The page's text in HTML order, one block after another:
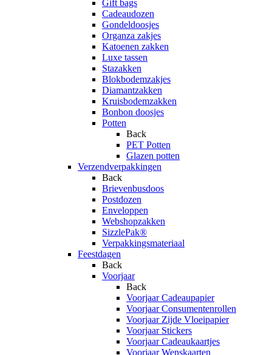
Gift bags
Cadeaudozen
Gondeldoosjes
Organza zakjes
Katoenen zakken
Luxe tassen
Stazakken
Blokbodemzakjes
Diamantzakken
Kruisbodemzakken
Bonbon doosjes
Potten
Back
PET Potten
Glazen potten
Verzendverpakkingen
Back
Brievenbusdoos
Postdozen
Enveloppen
Webshopzakken
SizzlePak®
Verpakkingsmateriaal
Feestdagen
Back
Voorjaar
Back
Voorjaar Cadeaupapier
Voorjaar Consumentenrollen
Voorjaar Zijde Vloeipapier
Voorjaar Stickers
Voorjaar Cadeaukaartjes
Voorjaar Wenskaarten